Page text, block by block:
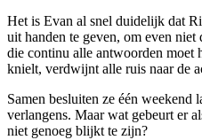
Het is Evan al snel duidelijk dat
uit handen te geven, om even niet
die continu alle antwoorden moet
knielt, verdwijnt alle ruis naar de
Samen besluiten ze één weekend
verlangens. Maar wat gebeurt er
niet genoeg blijkt te zijn?